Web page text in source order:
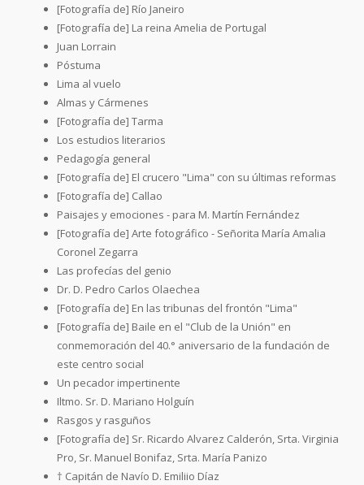
[Fotografía de] Río Janeiro
[Fotografía de] La reina Amelia de Portugal
Juan Lorrain
Póstuma
Lima al vuelo
Almas y Cármenes
[Fotografía de] Tarma
Los estudios literarios
Pedagogía general
[Fotografía de] El crucero "Lima" con su últimas reformas
[Fotografía de] Callao
Paisajes y emociones - para M. Martín Fernández
[Fotografía de] Arte fotográfico - Señorita María Amalia
Coronel Zegarra
Las profecías del genio
Dr. D. Pedro Carlos Olaechea
[Fotografía de] En las tribunas del frontón "Lima"
[Fotografía de] Baile en el "Club de la Unión" en
conmemoración del 40.° aniversario de la fundación de
este centro social
Un pecador impertinente
Iltmo. Sr. D. Mariano Holguín
Rasgos y rasguños
[Fotografía de] Sr. Ricardo Alvarez Calderón, Srta. Virginia
Pro, Sr. Manuel Bonifaz, Srta. María Panizo
† Capitán de Navío D. Emiliio Díaz